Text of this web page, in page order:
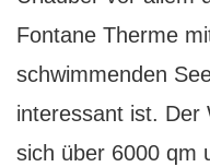
Fontane Therme
schwimmenden
interessant ist. Der
sich über 6000 qm